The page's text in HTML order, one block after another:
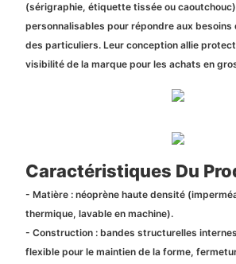
(sérigraphie, étiquette tissée ou
personnalisables pour répondre aux
des particuliers. Leur conception allie
visibilité de la marque pour les achats en
Caractéristiques Du
- Matière : néoprène haute densité
thermique, lavable en machine).
- Construction : bandes structurelles
flexible pour le maintien de la forme,